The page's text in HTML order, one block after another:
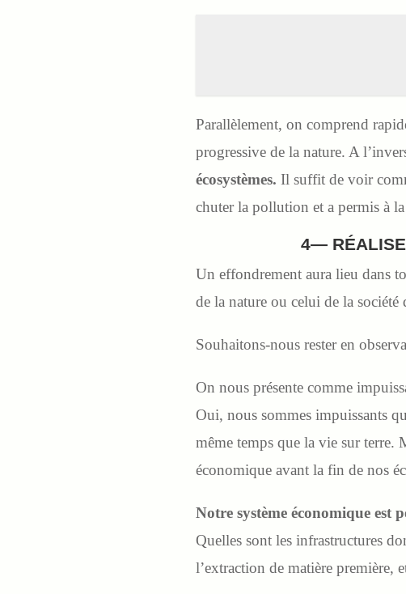
Parallèlement, on comprend
progressive de la nature. A
écosystèmes. Il suffit de voir
chuter la pollution et a permis à
4—
Un effondrement aura lieu dans
de la nature ou celui de la société
Souhaitons-nous rester en
On nous présente comme
Oui, nous sommes impuissants
même temps que la vie sur terre.
économique avant la fin de nos
Notre système économique est
Quelles sont les infrastructures
l’extraction de matière première,